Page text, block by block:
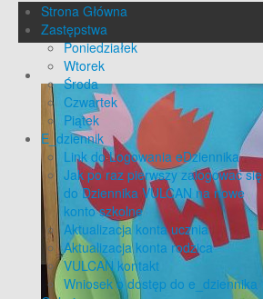
Strona Główna
Zastępstwa
Poniedziałek
Wtorek
Środa
Czwartek
Piątek
E_dziennik
Link do Logowania eDziennika
Jak po raz pierwszy zalogować się
do Dziennika VULCAN na nowe
konto szkolne
Aktualizacja konta ucznia
Aktualizacja konta rodzica
VULCAN kontakt
Wniosek o dostęp do e_dziennika